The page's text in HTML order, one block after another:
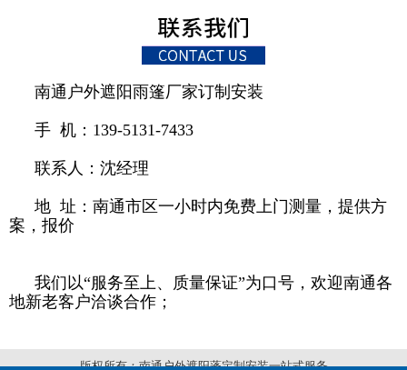
南通户外遮阳雨篷厂家订制安装
手 机：139-5131-7433
联系人：沈经理
地 址：南通市区一小时内免费上门测量，提供方
案，报价
我们以“服务至上、质量保证”为口号，欢迎南通各
地新老客户洽谈合作；
版权所有：南通户外遮阳蓬定制安装一站式服务